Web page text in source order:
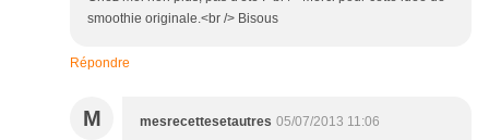
smoothie originale.<br /> Bisous
Répondre
M mesrecettesetautres 05/07/2013 11:06